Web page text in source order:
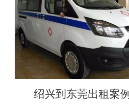
绍兴到东莞出租案例